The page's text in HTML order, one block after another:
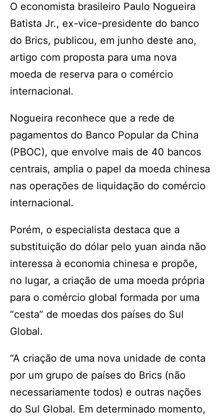
O economista brasileiro Paulo Nogueira
Batista Jr., ex-vice-presidente do banco
do Brics, publicou, em junho deste ano,
artigo com proposta para uma nova
moeda de reserva para o comércio
internacional.
Nogueira reconhece que a rede de
pagamentos do Banco Popular da China
(PBOC), que envolve mais de 40 bancos
centrais, amplia o papel da moeda chinesa
nas operações de liquidação do comércio
internacional.
Porém, o especialista destaca que a
substituição do dólar pelo yuan ainda não
interessa à economia chinesa e propõe,
no lugar, a criação de uma moeda própria
para o comércio global formada por uma
“cesta” de moedas dos países do Sul
Global.
“A criação de uma nova unidade de conta
por um grupo de países do Brics (não
necessariamente todos) e outras nações
do Sul Global. Em determinado momento,